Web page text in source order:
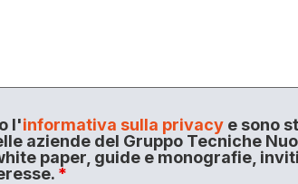
l'informativa sulla privacye sono
aziende del Gruppo Tecniche
paper, guide e monografie,
*